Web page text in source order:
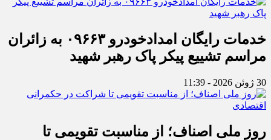
خدمات رایگان امدادخودرو ۰۹۶۶۳ به زائران
مراسم تشییع پیکر پاک رهبر شهید
30 ژوئن 2026 - 11:39
روز ملی اصناف؛ از مناسبت تقویمی تا